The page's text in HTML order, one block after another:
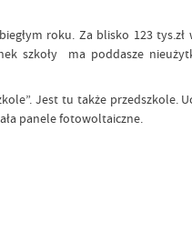
roku. Za blisko 123 tys.zł
szkoły ma poddasze
Jest tu także przedszkole.
panele fotowoltaiczne.